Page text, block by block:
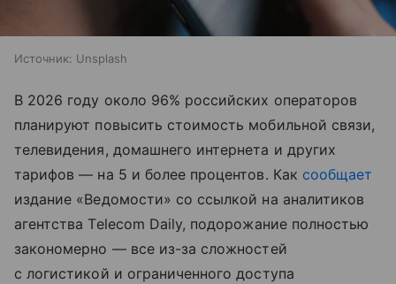
Источник: Unsplash
В 2026 году около 96% российских операторов
планируют повысить стоимость мобильной связи,
телевидения, домашнего интернета и других
тарифов — на 5 и более процентов. Как сообщает
издание «Ведомости» со ссылкой на аналитиков
агентства Telecom Daily, подорожание полностью
закономерно — все из-за сложностей
с логистикой и ограниченного доступа